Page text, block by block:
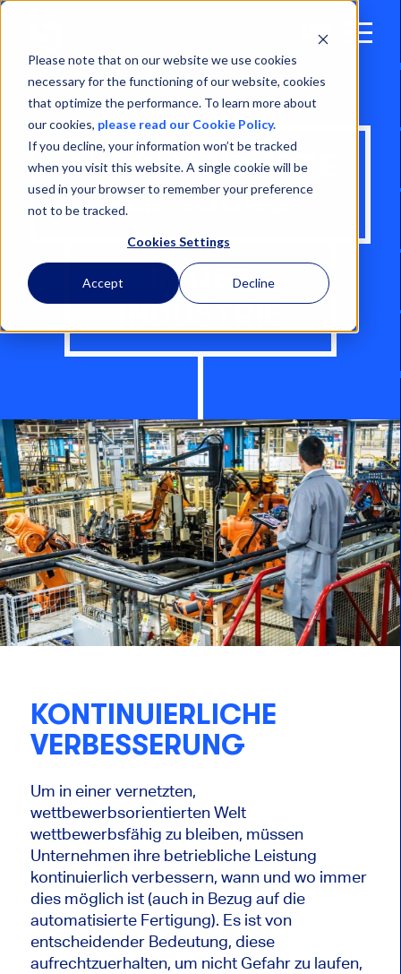
Please note that on our website we use cookies
necessary for the functioning of our website, cookies
that optimize the performance. To learn more about
our cookies, please read our Cookie Policy.
If you decline, your information won’t be tracked
when you visit this website. A single cookie will be
used in your browser to remember your preference
not to be tracked.
Cookies Settings
Accept Decline
Open
AUTOMATISIERTE
FERTIGUNG
IN DER
INDUSTRIE
KONTINUIERLICHE
VERBESSERUNG
Um in einer vernetzten,
wettbewerbsorientierten Welt
wettbewerbsfähig zu bleiben, müssen
Unternehmen ihre betriebliche Leistung
kontinuierlich verbessern, wann und wo immer
dies möglich ist (auch in Bezug auf die
automatisierte Fertigung). Es ist von
entscheidender Bedeutung, diese
aufrechtzuerhalten, um nicht Gefahr zu laufen,